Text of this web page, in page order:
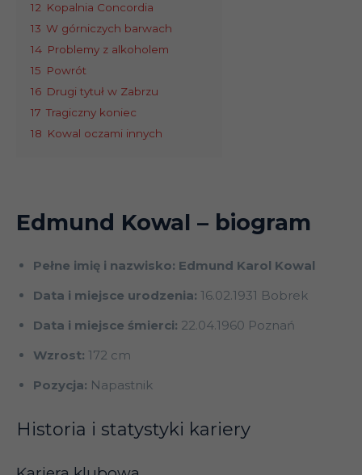
12 Kopalnia Concordia
13 W górniczych barwach
14 Problemy z alkoholem
15 Powrót
16 Drugi tytuł w Zabrzu
17 Tragiczny koniec
18 Kowal oczami innych
Edmund Kowal – biogram
Pełne imię i nazwisko: Edmund Karol Kowal
Data i miejsce urodzenia: 16.02.1931 Bobrek
Data i miejsce śmierci: 22.04.1960 Poznań
Wzrost: 172 cm
Pozycja: Napastnik
Historia i statystyki kariery